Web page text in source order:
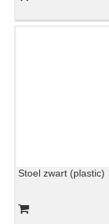
Stoel zwart (plastic)